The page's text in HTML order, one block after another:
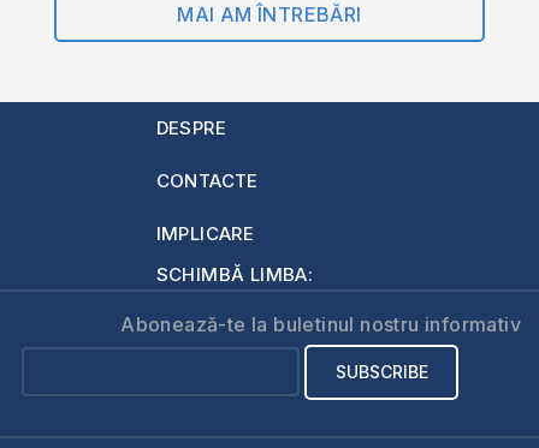
MAI AM ÎNTREBĂRI
DESPRE
CONTACTE
IMPLICARE
SCHIMBĂ LIMBA:
Abonează-te la buletinul nostru informativ